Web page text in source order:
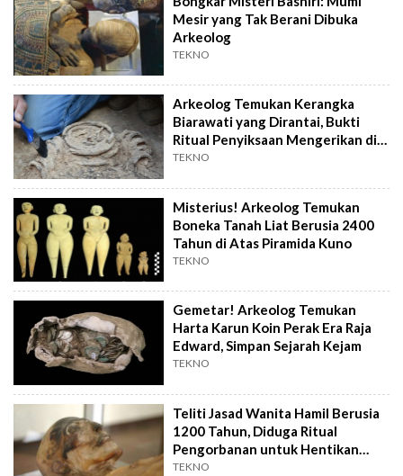
Mesir yang Tak Berani Dibuka
Arkeolog
TEKNO
Arkeolog Temukan Kerangka
Biarawati yang Dirantai, Bukti
Ritual Penyiksaan Mengerikan di
Masa Lalu
TEKNO
Misterius! Arkeolog Temukan
Boneka Tanah Liat Berusia 2400
Tahun di Atas Piramida Kuno
TEKNO
Gemetar! Arkeolog Temukan
Harta Karun Koin Perak Era Raja
Edward, Simpan Sejarah Kejam
TEKNO
Teliti Jasad Wanita Hamil Berusia
1200 Tahun, Diduga Ritual
Pengorbanan untuk Hentikan
Badai El Nino
TEKNO